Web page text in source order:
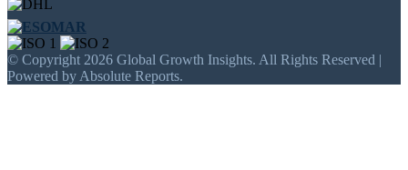
© Copyright 2026 Global Growth Insights. All Rights Reserved |
Powered by Absolute Reports.